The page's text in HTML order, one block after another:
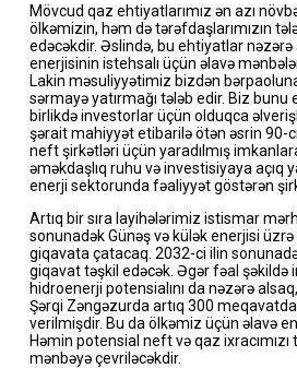
Mövcud qaz ehtiyatlarımız ən azı
ölkəmizin, həm də tərəfdaşlarımızın
edəcəkdir. Əslində, bu ehtiyatlar nəzərə
enerjisinin istehsalı üçün əlavə
Lakin məsuliyyətimiz bizdən
sərmayə yatırmağı tələb edir. Biz bunu
birlikdə investorlar üçün olduqca
şərait mahiyyət etibarilə ötən əsrin 90-
neft şirkətləri üçün yaradılmış
əməkdaşlıq ruhu və investisiyaya açıq
enerji sektorunda fəaliyyət göstərən
Artıq bir sıra layihələrimiz istismar
sonunadək Günəş və külək enerjisi
giqavata çatacaq. 2032-ci ilin
giqavat təşkil edəcək. Əgər fəal
hidroenerji potensialını da nəzərə
Şərqi Zəngəzurda artıq 300
verilmişdir. Bu da ölkəmiz üçün əlavə
Həmin potensial neft və qaz
mənbəyə çevriləcəkdir.